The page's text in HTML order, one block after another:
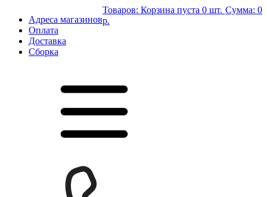
Адреса магазинов
Оплата
Доставка
Сборка
Товаров: Корзина пуста 0 шт. Сумма: 0
р.